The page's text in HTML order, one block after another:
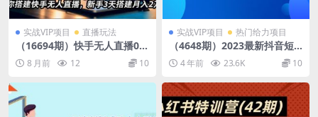
实战VIP项目 直播玩法
（16694期）快手无人直播0-1
搭建：7大实操模块，教你搭
建快手无人直播，新手3天搭
建月入2万+
8 月前 12 10
实战VIP项目 热门给力项目
（4648期）2023最新抖音短
视频全套教程，无需基础，轻
松学习
4 年前 23.6K 10